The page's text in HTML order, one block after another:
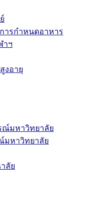
ารกำหนดอาหาร
าฯ
งอายุ
ณ์มหาวิทยาลัย
มหาวิทยาลัย
ลัย